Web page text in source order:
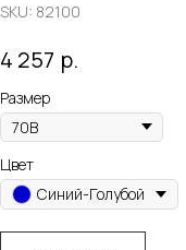
SKU: 82100
4 257 р.
Размер
Цвет
Синий-Голубой